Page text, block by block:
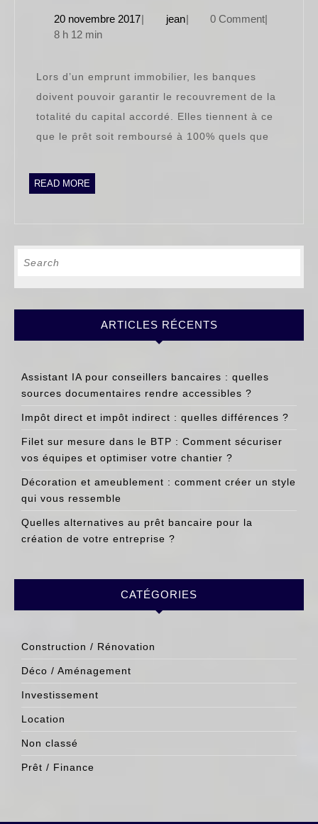
20 novembre 201720
| jeanjean
| 0 Comment|
8 h 12 min
Lors d’un emprunt immobilier, les banques
doivent pouvoir garantir le recouvrement de la
totalité du capital accordé. Elles tiennent à ce
que le prêt soit remboursé à 100% quels que
READ MORE
ARTICLES RÉCENTS
Assistant IA pour conseillers bancaires : quelles
sources documentaires rendre accessibles ?
Impôt direct et impôt indirect : quelles différences ?
Filet sur mesure dans le BTP : Comment sécuriser
vos équipes et optimiser votre chantier ?
Décoration et ameublement : comment créer un style
qui vous ressemble
Quelles alternatives au prêt bancaire pour la
création de votre entreprise ?
CATÉGORIES
Construction / Rénovation
Déco / Aménagement
Investissement
Location
Non classé
Prêt / Finance